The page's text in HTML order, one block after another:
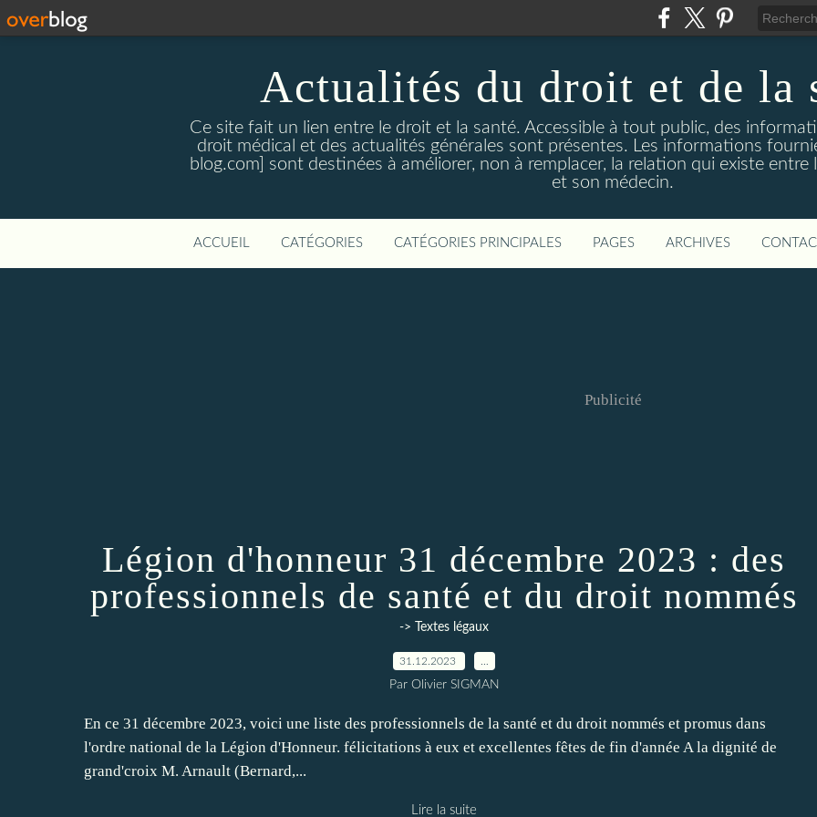
Actualités du droit et de la
Ce site fait un lien entre le droit et la santé. Accessible à tout public, des
droit médical et des actualités générales sont présentes. Les informations
blog.com] sont destinées à améliorer, non à remplacer, la relation qui existe
et son médecin.
ACCUEIL CATÉGORIES CATÉGORIES PRINCIPALES PAGES ARCHIVES
Publicité
Légion d'honneur 31 décembre 2023 : des
professionnels de santé et du droit nommés
-> Textes légaux
31.12.2023
Par Olivier SIGMAN
En ce 31 décembre 2023, voici une liste des professionnels de la santé et du droit nommés et promus dans
l'ordre national de la Légion d'Honneur. félicitations à eux et excellentes fêtes de fin d'année A la dignité de
grand'croix M. Arnault (Bernard,...
Lire la suite